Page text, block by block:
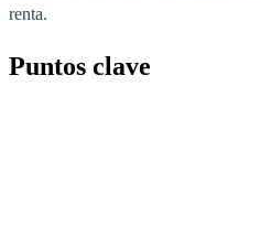
renta.
Puntos clave